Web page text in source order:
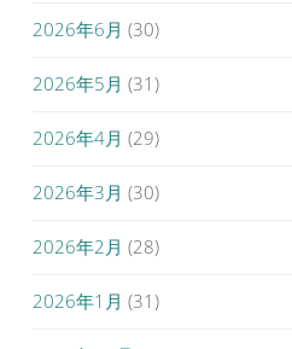
2026年6月 (30)
2026年5月 (31)
2026年4月 (29)
2026年3月 (30)
2026年2月 (28)
2026年1月 (31)